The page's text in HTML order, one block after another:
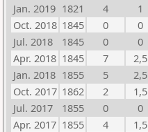
Jan. 2019 1821 4
1
Oct. 2018 1845 0
0
Jul. 2018
1845 0
0
Apr. 2018 1845 7
2,5
Jan. 2018 1855 5
2,5
Oct. 2017 1862 2
1,5
Jul. 2017
1855 0
0
Apr. 2017 1855 4
1,5